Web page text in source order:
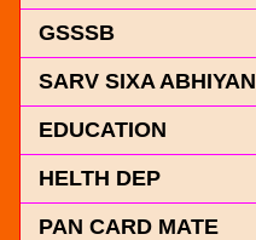
GSSSB
SARV SIXA ABHIYAN
EDUCATION
HELTH DEP
PAN CARD MATE